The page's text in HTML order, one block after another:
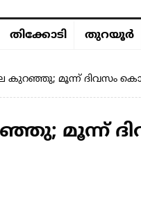
തിക്കോടി തുറയൂര്‍
കുറഞ്ഞു; മൂന്ന് ദിവസം
മൂന്ന്